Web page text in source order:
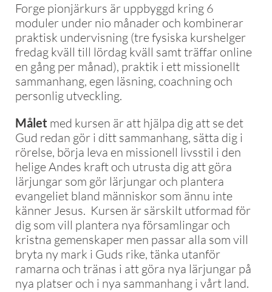
Forge pionjärkurs är uppbyggd kring 6
moduler under nio månader och kombinerar
praktisk undervisning (tre fysiska kurshelger
fredag kväll till lördag kväll samt träffar online
en gång per månad), praktik i ett missionellt
sammanhang, egen läsning, coachning och
personlig utveckling.
Målet med kursen är att hjälpa dig att se det
Gud redan gör i ditt sammanhang, sätta dig i
rörelse, börja leva en missionell livsstil i den
helige Andes kraft och utrusta dig att göra
lärjungar som gör lärjungar och plantera
evangeliet bland människor som ännu inte
känner Jesus. Kursen är särskilt utformad för
dig som vill plantera nya församlingar och
kristna gemenskaper men passar alla som vill
bryta ny mark i Guds rike, tänka utanför
ramarna och tränas i att göra nya lärjungar på
nya platser och i nya sammanhang i vårt land.